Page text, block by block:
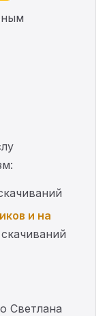
и на
Светлана